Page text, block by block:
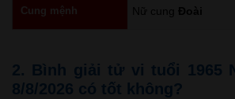
Cung mệnh Nữ cung Đoài
2. Bình giải tử vi tuổi 1965
8/8/2026 có tốt không?